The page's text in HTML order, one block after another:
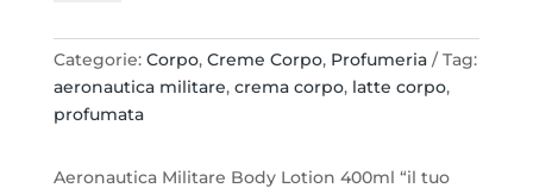
400ml
dosatore
quantità
Categorie: Corpo, Creme Corpo, Profumeria
Tag:
aeronautica militare, crema corpo, latte corpo,
profumata
Aeronautica Militare Body Lotion 400ml “il tuo